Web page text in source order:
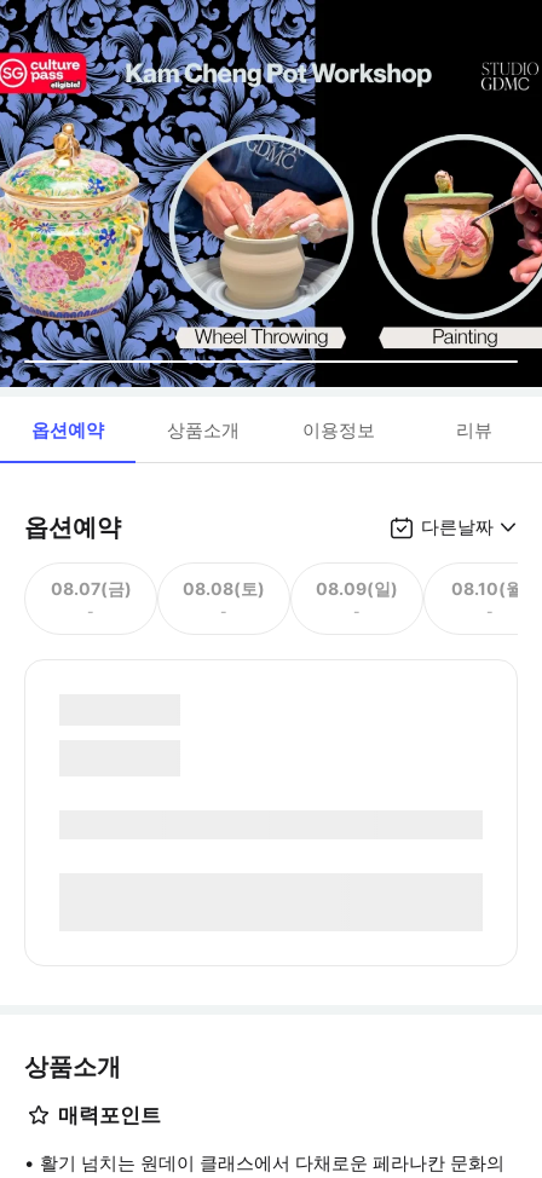
옵션예약 상품소개 이용정보 리뷰
옵션예약 다른날짜
08.07(금)
-
08.08(토)
-
08.09(일)
-
08.10(월)
-
상품소개
매력포인트
활기 넘치는 원데이 클래스에서 다채로운 페라나칸 문화의